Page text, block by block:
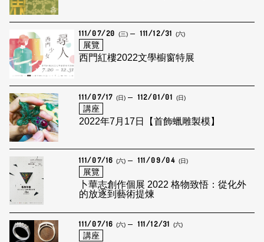
111/07/20 (三) 111/12/31 (六)
展覽
西門紅樓2022文學櫥窗特展
111/07/17 (日) 112/01/01 (日)
講座
2022年7月17日【首飾蠟雕製模】
111/07/16 (六) 111/09/04 (日)
展覽
卜華志創作個展 2022 格物致悟：從化外
的放逐到藝術提煉
111/07/16 (六) 111/12/31 (六)
講座